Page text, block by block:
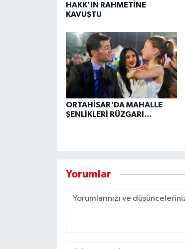
HAKK'IN RAHMETİNE
KAVUŞTU
ORTAHİSAR'DA MAHALLE
ŞENLİKLERİ RÜZGARI…
Yorumlar